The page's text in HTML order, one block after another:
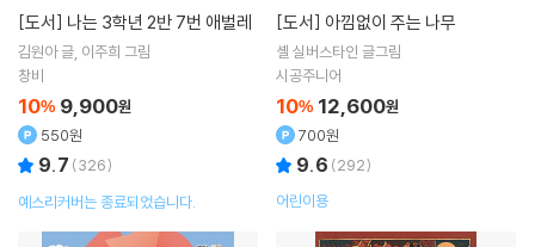
[도서] 나는 3학년 2반 7번 애벌레
김원아글 이주희 그림
창비
10% 9,900원
550원
9.7 (326)
예스리커버는 종료되었습니다.
[도서] 아낌없이 주는 나무
셸 실버스타인 글그림
시공주니어
10% 12,600원
700원
9.6 (292)
어린이용